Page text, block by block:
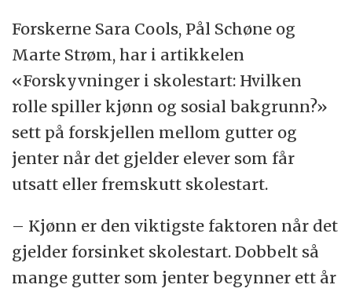
Forskerne Sara Cools, Pål Schøne og
Marte Strøm, har i artikkelen
«Forskyvninger i skolestart: Hvilken
rolle spiller kjønn og sosial bakgrunn?»
sett på forskjellen mellom gutter og
jenter når det gjelder elever som får
utsatt eller fremskutt skolestart.
– Kjønn er den viktigste faktoren når det
gjelder forsinket skolestart. Dobbelt så
mange gutter som jenter begynner ett år